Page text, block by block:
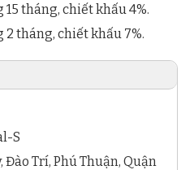
tháng, chiết khấu 4%.
tháng, chiết khấu 7%.
S
Đào Trí, Phú Thuận, Quận